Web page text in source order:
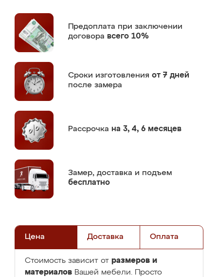
Предоплата при заключении
договора всего 10%
Сроки изготовления от 7 дней
после замера
Рассрочка на 3, 4, 6 месяцев
Замер, доставка и подъем
бесплатно
Цена Доставка Оплата
Стоимость зависит от размеров и
материалов Вашей мебели. Просто